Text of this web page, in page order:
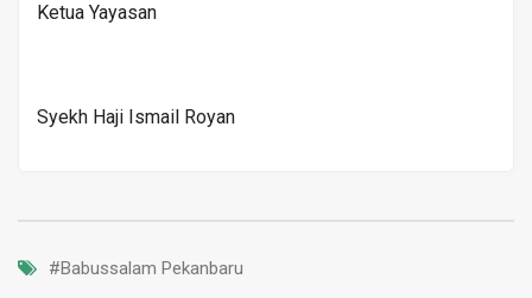
Ketua Yayasan
Syekh Haji Ismail Royan
#Babussalam Pekanbaru